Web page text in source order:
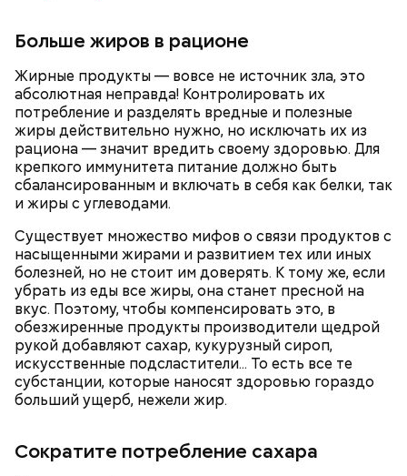
Больше жиров в рационе
Жирные продукты — вовсе не источник зла, это
абсолютная неправда! Контролировать их
потребление и разделять вредные и полезные
жиры действительно нужно, но исключать их из
рациона — значит вредить своему здоровью. Для
крепкого иммунитета питание должно быть
сбалансированным и включать в себя как белки, так
и жиры с углеводами.
Существует множество мифов о связи продуктов с
насыщенными жирами и развитием тех или иных
болезней, но не стоит им доверять. К тому же, если
убрать из еды все жиры, она станет пресной на
вкус. Поэтому, чтобы компенсировать это, в
обезжиренные продукты производители щедрой
рукой добавляют сахар, кукурузный сироп,
искусственные подсластители... То есть все те
субстанции, которые наносят здоровью гораздо
больший ущерб, нежели жир.
Сократите потребление сахара
Как выбрать дыню
Фото: Shutterstock